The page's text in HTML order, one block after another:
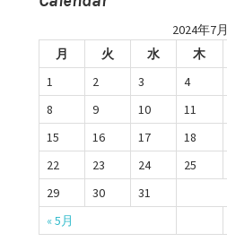
2024年7月
月
火 水 木
« 5月
1 2 3 4
8
9 10 11
15
16 17 18
22
23 24 25
29
30 31